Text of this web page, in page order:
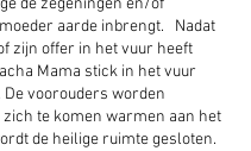
de zegeningen en/of
aarde inbrengt. Nadat
zijn offer in het vuur heeft
Mama stick in het vuur
voorouders worden
zich te komen warmen aan het
de heilige ruimte gesloten.